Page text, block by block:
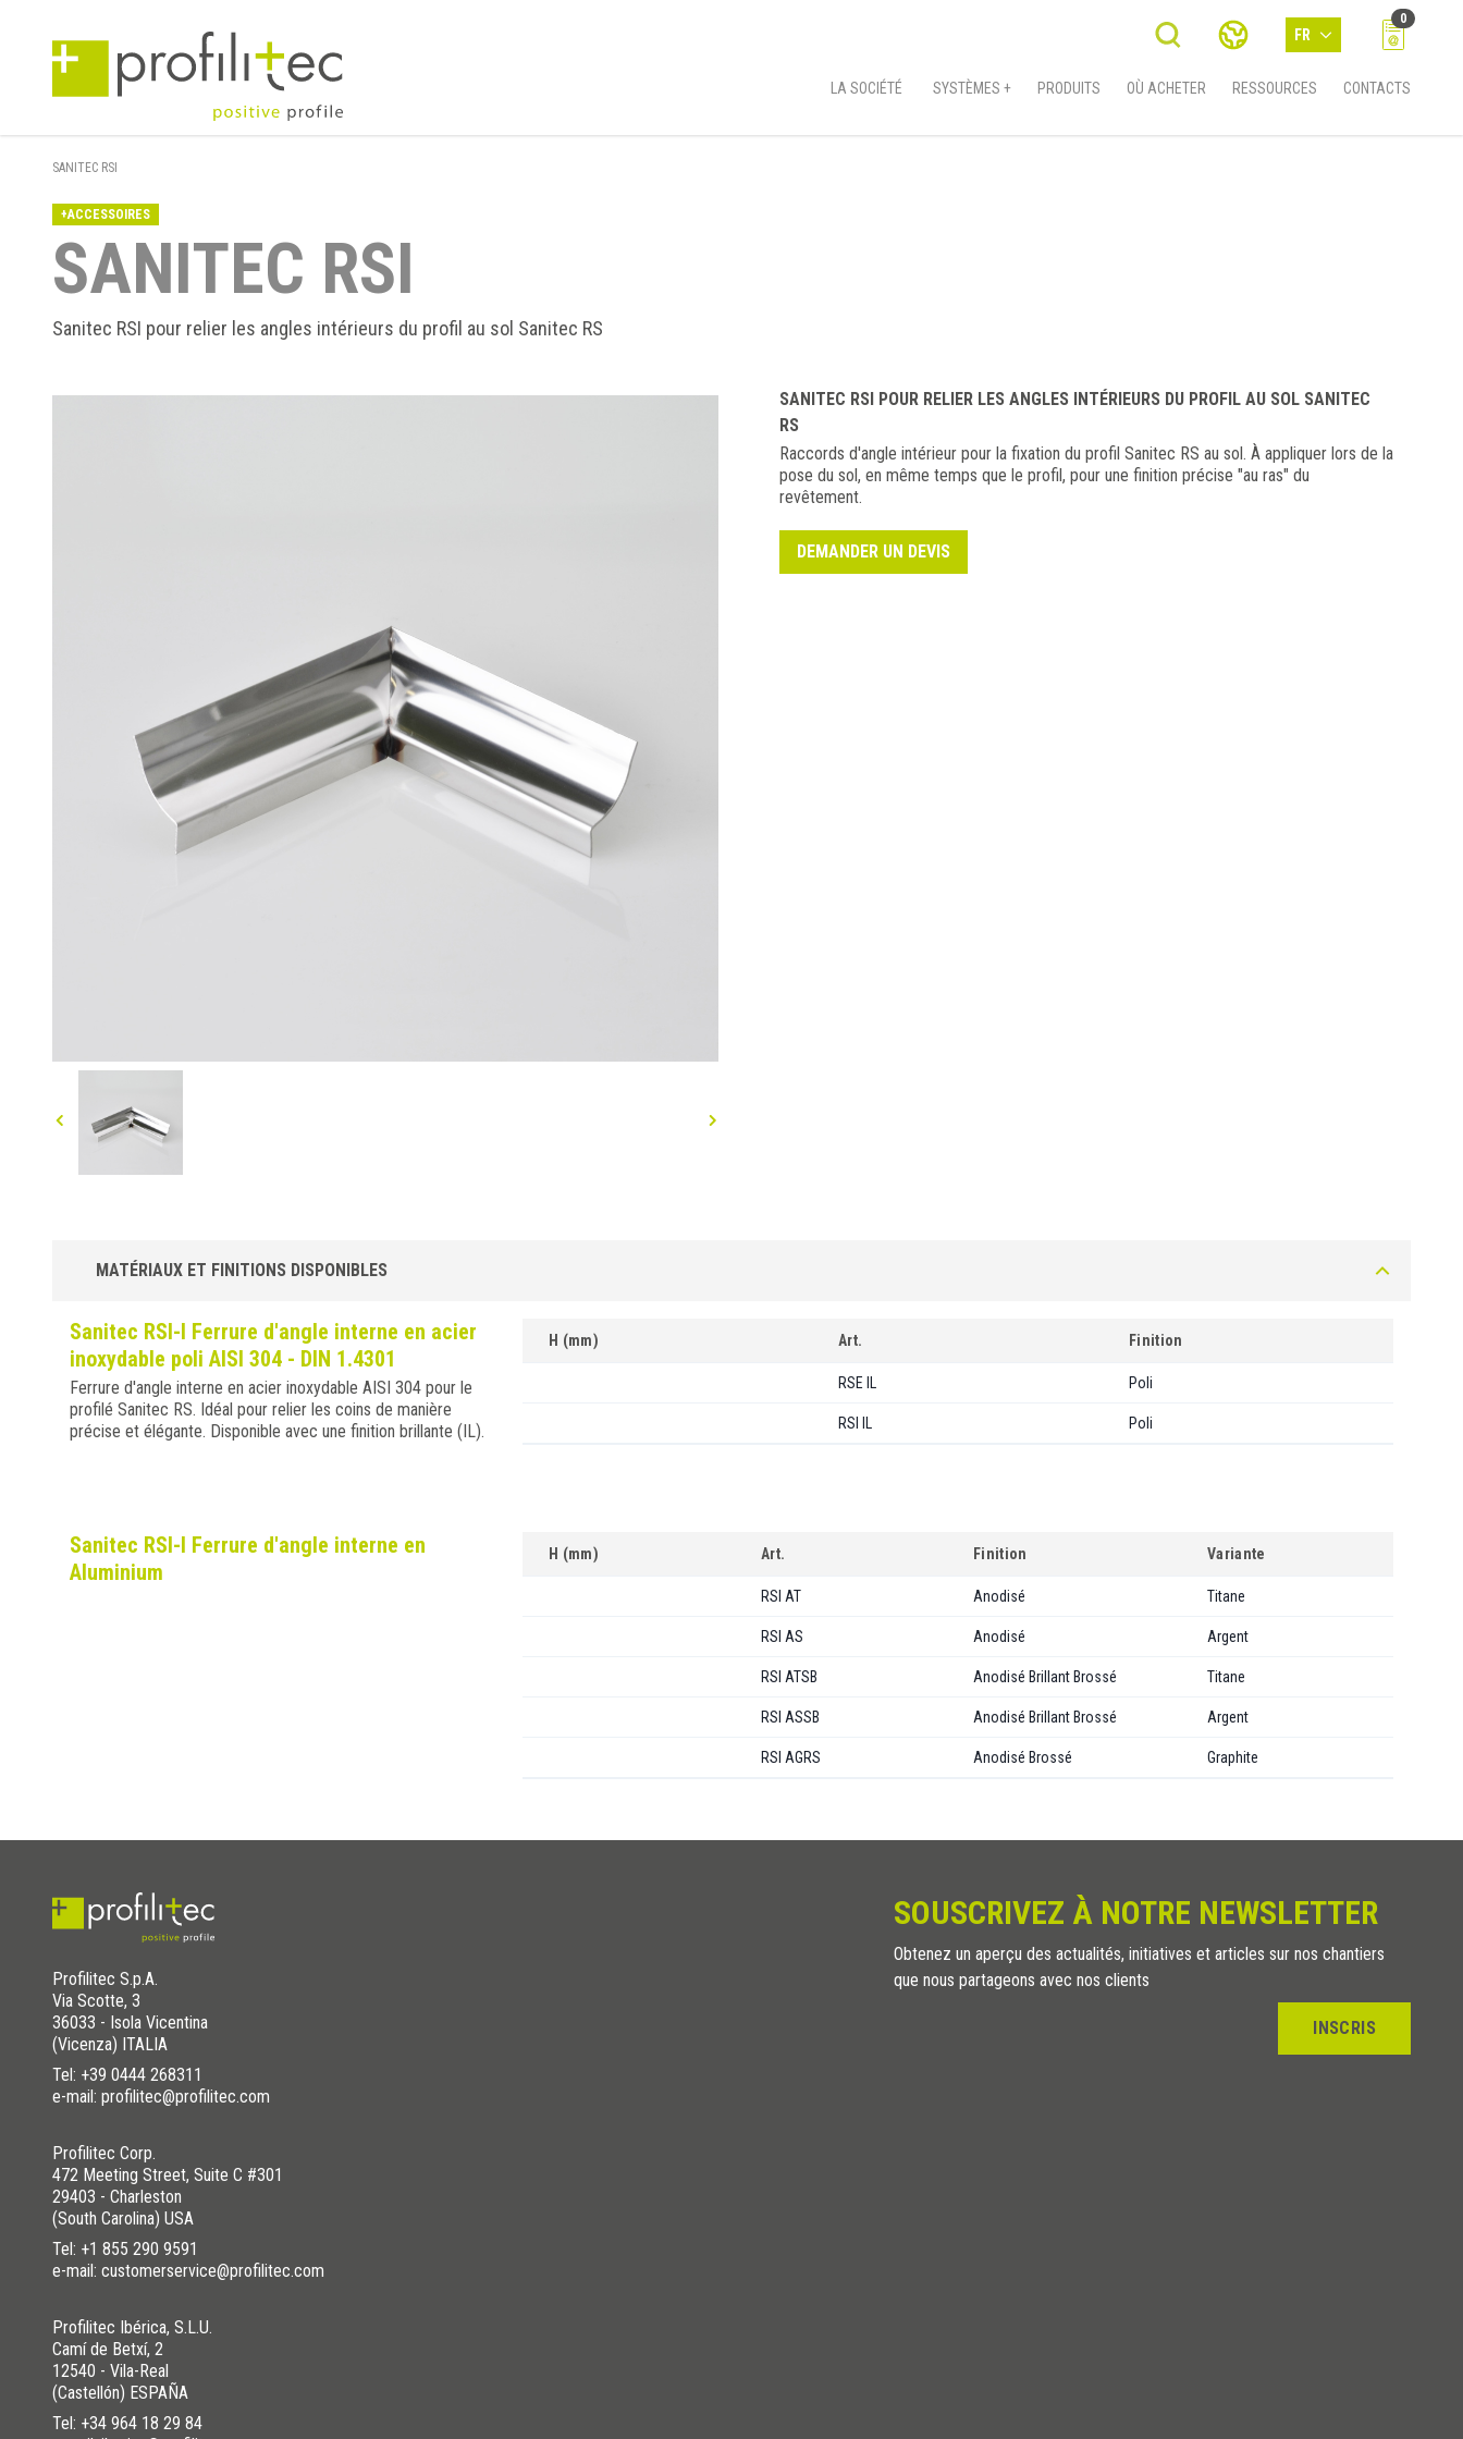
FR
0
LA SOCIÉTÉ SYSTÈMES + PRODUITS OÙ ACHETER RESSOURCES CONTACTS
SANITEC RSI
+ACCESSOIRES
SANITEC RSI
Sanitec RSI pour relier les angles intérieurs du profil au sol Sanitec RS
SANITEC RSI POUR RELIER LES ANGLES INTÉRIEURS DU PROFIL AU SOL SANITEC
RS
Raccords d'angle intérieur pour la fixation du profil Sanitec RS au sol. À appliquer lors de la
pose du sol, en même temps que le profil, pour une finition précise "au ras" du
revêtement.
DEMANDER UN DEVIS
MATÉRIAUX ET FINITIONS DISPONIBLES
Sanitec RSI-I Ferrure d'angle interne en acier
inoxydable poli AISI 304 - DIN 1.4301
Ferrure d'angle interne en acier inoxydable AISI 304 pour le
profilé Sanitec RS. Idéal pour relier les coins de manière
précise et élégante. Disponible avec une finition brillante (IL).
H (mm) Art. Finition
RSE IL Poli
RSI IL Poli
Sanitec RSI-I Ferrure d'angle interne en
Aluminium
H (mm) Art. Finition Variante
RSI AT Anodisé Titane
RSI AS Anodisé Argent
RSI ATSB Anodisé Brillant Brossé Titane
RSI ASSB Anodisé Brillant Brossé Argent
RSI AGRS Anodisé Brossé Graphite
Profilitec S.p.A.
Via Scotte, 3
36033 - Isola Vicentina
(Vicenza) ITALIA
Tel: +39 0444 268311
e-mail: profilitec@profilitec.com
Profilitec Corp.
472 Meeting Street, Suite C #301
29403 - Charleston
(South Carolina) USA
Tel: +1 855 290 9591
e-mail: customerservice@profilitec.com
Profilitec Ibérica, S.L.U.
Camí de Betxí, 2
12540 - Vila-Real
(Castellón) ESPAÑA
Tel: +34 964 18 29 84
SOUSCRIVEZ À NOTRE NEWSLETTER
Obtenez un aperçu des actualités, initiatives et articles sur nos chantiers
que nous partageons avec nos clients
INSCRIS